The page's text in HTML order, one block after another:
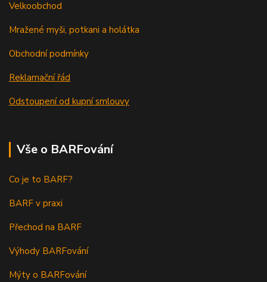
Velkoobchod
Mražené myši, potkani a holátka
Obchodní podmínky
Reklamační řád
Odstoupení od kupní smlouvy
Vše o BARFování
Co je to BARF?
BARF v praxi
Přechod na BARF
Výhody BARFování
Mýty o BARFování